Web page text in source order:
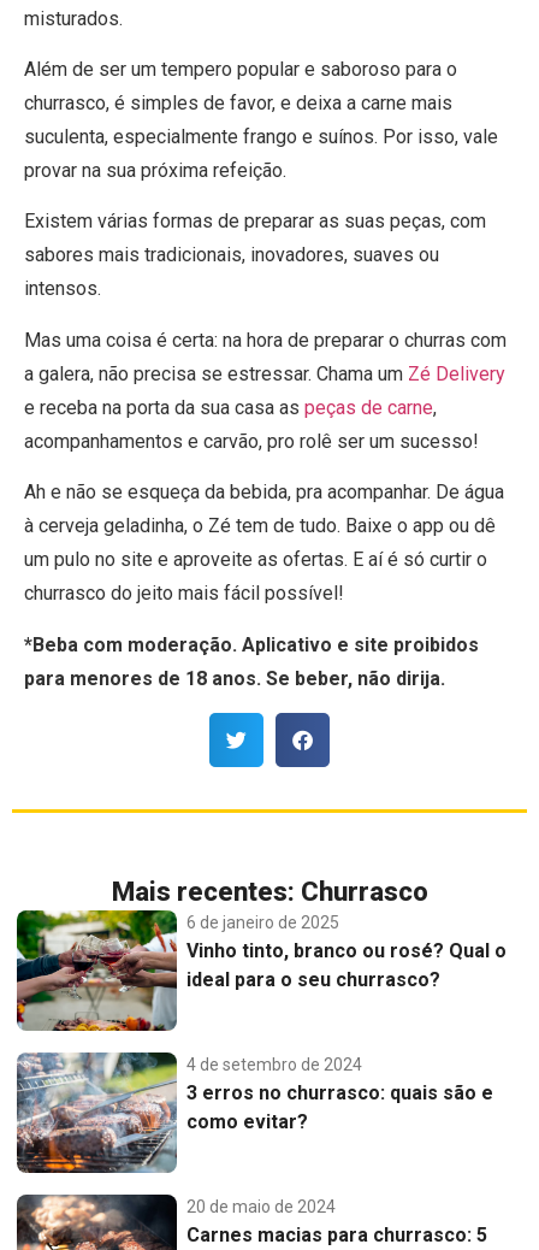
misturados.
Além de ser um tempero popular e saboroso para o
churrasco, é simples de favor, e deixa a carne mais
suculenta, especialmente frango e suínos. Por isso, vale
provar na sua próxima refeição.
Existem várias formas de preparar as suas peças, com
sabores mais tradicionais, inovadores, suaves ou
intensos.
Mas uma coisa é certa: na hora de preparar o churras com
a galera, não precisa se estressar. Chama um Zé Delivery
e receba na porta da sua casa as peças de carne,
acompanhamentos e carvão, pro rolê ser um sucesso!
Ah e não se esqueça da bebida, pra acompanhar. De água
à cerveja geladinha, o Zé tem de tudo. Baixe o app ou dê
um pulo no site e aproveite as ofertas. E aí é só curtir o
churrasco do jeito mais fácil possível!
*Beba com moderação. Aplicativo e site proibidos
para menores de 18 anos. Se beber, não dirija.
Mais recentes: Churrasco
6 de janeiro de 2025
Vinho tinto, branco ou rosé? Qual o
ideal para o seu churrasco?
4 de setembro de 2024
3 erros no churrasco: quais são e
como evitar?
20 de maio de 2024
Carnes macias para churrasco: 5